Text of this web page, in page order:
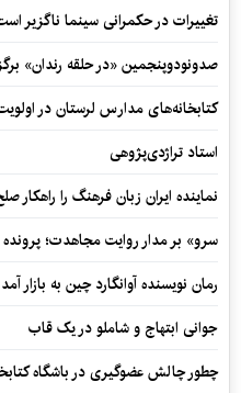
تغییرات در حکمرانی سینما ناگزیر
صدونودوپنجمین «در حلقه رندان»
کتابخانه‌های مدارس لرستان در
استاد تراژدی‌پژوهی
نماینده ایران زبان فرهنگ را راهکار
سرو» بر مدار روایت مجاهدت؛
رمان نویسنده آوانگارد چین به بازار آمد
جوانی ابتهاج و شاملو در یک قاب
چطور چالش عضوگیری در باشگاه